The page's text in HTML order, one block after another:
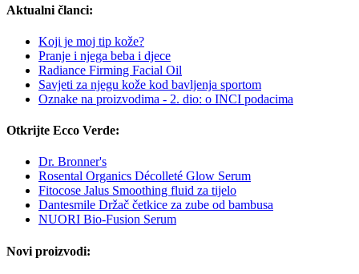
Aktualni članci:
Koji je moj tip kože?
Pranje i njega beba i djece
Radiance Firming Facial Oil
Savjeti za njegu kože kod bavljenja sportom
Oznake na proizvodima - 2. dio: o INCI podacima
Otkrijte Ecco Verde:
Dr. Bronner's
Rosental Organics Décolleté Glow Serum
Fitocose Jalus Smoothing fluid za tijelo
Dantesmile Držač četkice za zube od bambusa
NUORI Bio-Fusion Serum
Novi proizvodi: